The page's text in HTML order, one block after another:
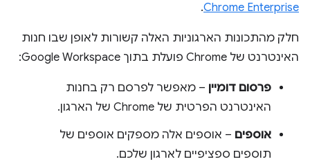
Chrome Enterprise
.
חלק מהתכונות הארגוניות האלה קשורות לאופן שבו חנות
האינטרנט של Chrome פועלת בתוך Google Workspace:
פרסום דומיין – מאפשר לפרסם רק בחנות
האינטרנט הפרטית של Chrome של הארגון.
אוספים – אוספים אלה מספקים אוספים של
תוספים ספציפיים לארגון שלכם.